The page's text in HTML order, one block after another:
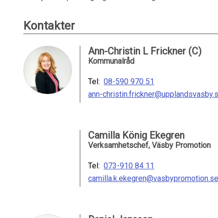
Kontakter
Ann-Christin L Frickner (C)
Kommunalråd
Tel: 08-590 970 51
ann-
Camilla König Ekegren
Verksamhetschef, Väsby Promotion
Tel: 073-910 84 11
camilla.k.ekegren@vasbypromotion.se